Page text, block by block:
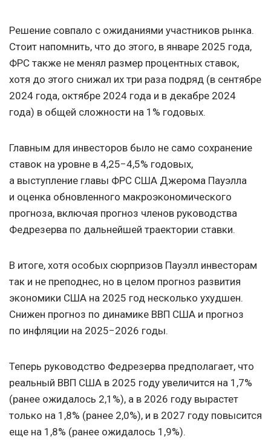
Решение совпало с ожиданиями участников рынка.
Стоит напомнить, что до этого, в январе 2025 года,
ФРС также не менял размер процентных ставок,
хотя до этого снижал их три раза подряд (в сентябре
2024 года, октябре 2024 года и в декабре 2024
года) в общей сложности на 1% годовых.
Главным для инвесторов было не само сохранение
ставок на уровне в 4,25−4,5% годовых,
а выступление главы ФРС США Джерома Пауэлла
и оценка обновленного макроэкономического
прогноза, включая прогноз членов руководства
Федрезерва по дальнейшей траектории ставки.
В итоге, хотя особых сюрпризов Пауэлл инвесторам
так и не преподнес, но в целом прогноз развития
экономики США на 2025 год несколько ухудшен.
Cнижен прогноз по динамике ВВП США и прогноз
по инфляции на 2025−2026 годы.
Теперь руководство Федрезерва предполагает, что
реальный ВВП США в 2025 году увеличится на 1,7%
(ранее ожидалось 2,1%), а в 2026 году вырастет
только на 1,8% (ранее 2,0%), и в 2027 году повысится
еще на 1,8% (ранее ожидалось 1,9%).